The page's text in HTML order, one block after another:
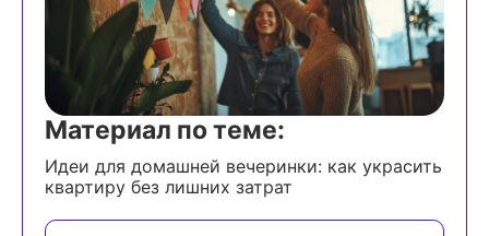
Материал по теме:
Идеи для домашней вечеринки: как украсить
квартиру без лишних затрат